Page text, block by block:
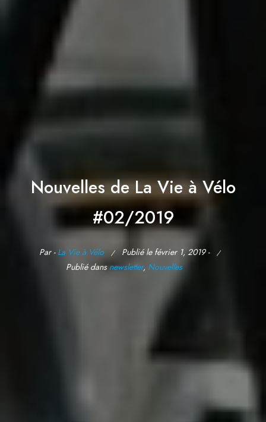
Nouvelles de La Vie à Vélo
#02/2019
Par - La Vie à Vélo Publié le février 1, 2019-
Publié dansnewsletter, Nouvelles